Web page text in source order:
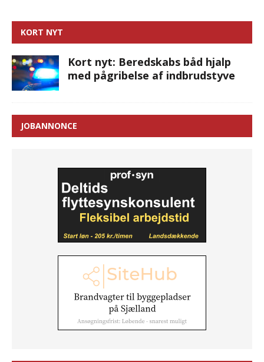
KORT NYT
Kort nyt: Beredskabs båd hjalp
med pågribelse af indbrudstyve
JOBANNONCE